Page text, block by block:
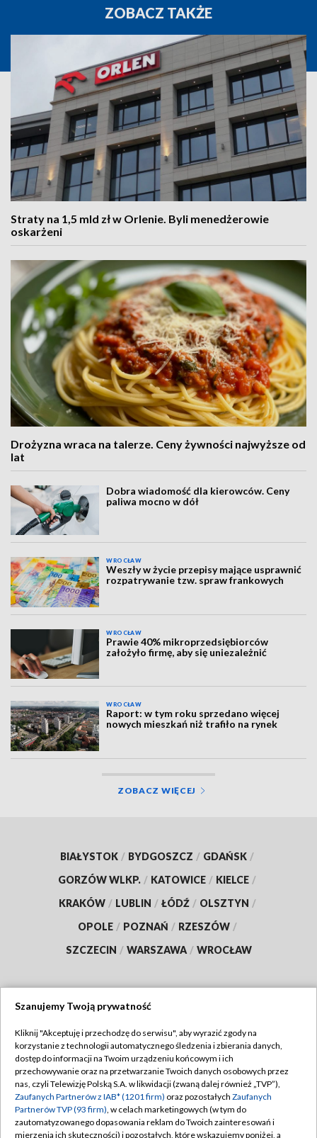
ZOBACZ TAKŻE
Straty na 1,5 mld zł w Orlenie. Byli menedżerowie
oskarżeni
Drożyzna wraca na talerze. Ceny żywności najwyższe od
lat
Dobra wiadomość dla kierowców. Ceny
paliwa mocno w dół
WROCŁAW
Weszły w życie przepisy mające usprawnić
rozpatrywanie tzw. spraw frankowych
WROCŁAW
Prawie 40% mikroprzedsiębiorców
założyło firmę, aby się uniezależnić
WROCŁAW
Raport: w tym roku sprzedano więcej
nowych mieszkań niż trafiło na rynek
ZOBACZ WIĘCEJ
BIAŁYSTOK / BYDGOSZCZ / GDAŃSK /
GORZÓW WLKP. / KATOWICE / KIELCE /
KRAKÓW / LUBLIN / ŁÓDŹ / OLSZTYN /
OPOLE / POZNAŃ / RZESZÓW /
SZCZECIN / WARSZAWA / WROCŁAW
TVP
Abonament TVP
Emisja w TVP
Centrum informacji TVP
Regulamin TVP
Polityka prywatności
Moje zgody
Szanujemy Twoją prywatność
Kliknij "Akceptuję i przechodzę do serwisu", aby wyrazić zgody na
korzystanie z technologii automatycznego śledzenia i zbierania danych,
dostęp do informacji na Twoim urządzeniu końcowym i ich
przechowywanie oraz na przetwarzanie Twoich danych osobowych przez
nas, czyli Telewizję Polską S.A. w likwidacji (zwaną dalej również „TVP”),
Zaufanych Partnerów z IAB* (1201 firm) oraz pozostałych Zaufanych
Partnerów TVP (93 firm), w celach marketingowych (w tym do
zautomatyzowanego dopasowania reklam do Twoich zainteresowań i
mierzenia ich skuteczności) i pozostałych, które wskazujemy poniżej, a